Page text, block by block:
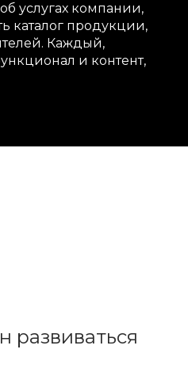
услугах компании,
каталог продукции,
Каждый,
и контент,
развиваться